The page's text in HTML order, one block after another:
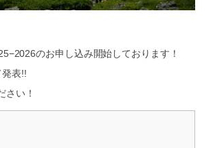
のお申し込み開始しております！
表!!
さい！